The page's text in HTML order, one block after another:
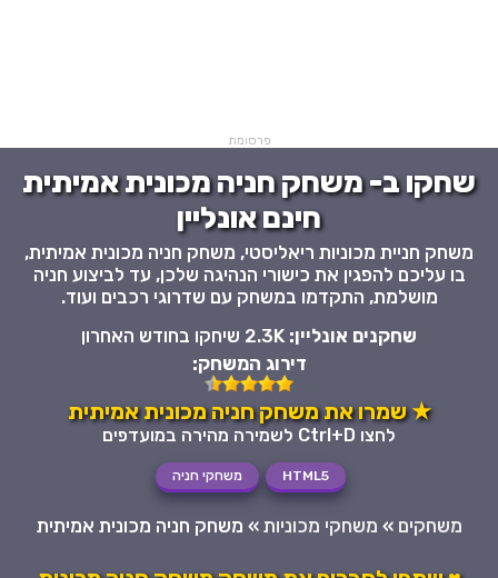
פרסומת
שחקו ב- משחק חניה מכונית אמיתית
חינם אונליין
משחק חניית מכוניות ריאליסטי, משחק חניה מכונית אמיתית,
בו עליכם להפגין את כישורי הנהיגה שלכן, עד לביצוע חניה
מושלמת, התקדמו במשחק עם שדרוגי רכבים ועוד.
שחקנים אונליין: 2.3K שיחקו בחודש האחרון
דירוג המשחק:
★ שמרו את משחק חניה מכונית אמיתית
לחצו Ctrl+D לשמירה מהירה במועדפים
HTML5 משחקי חניה
משחקים » משחקי מכוניות » משחק חניה מכונית אמיתית